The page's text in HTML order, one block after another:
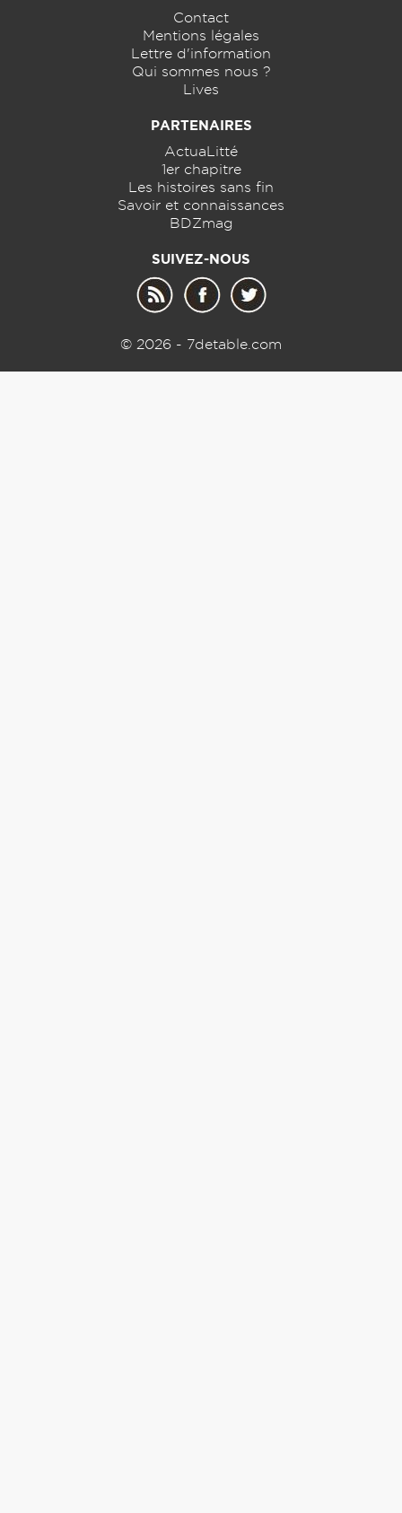
Contact
Mentions légales
Lettre d'information
Qui sommes nous ?
Lives
PARTENAIRES
ActuaLitté
1er chapitre
Les histoires sans fin
Savoir et connaissances
BDZmag
SUIVEZ-NOUS
© 2026 - 7detable.com